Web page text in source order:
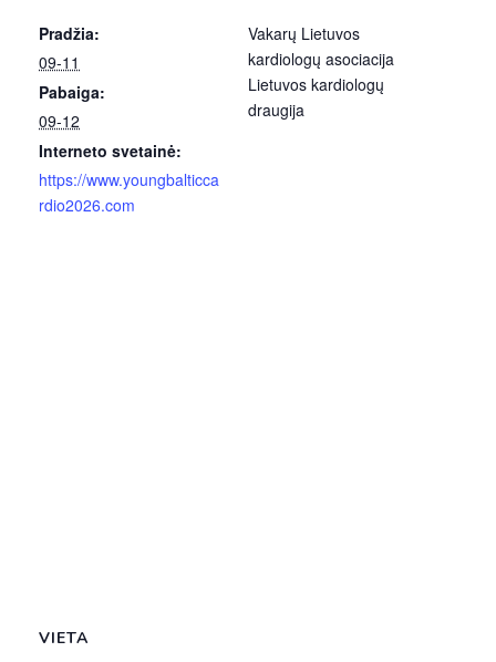
Pradžia:
09-11
Pabaiga:
09-12
Interneto svetainė:
https://www.youngbalticca
rdio2026.com
Vakarų Lietuvos
kardiologų asociacija
Lietuvos kardiologų
draugija
VIETA